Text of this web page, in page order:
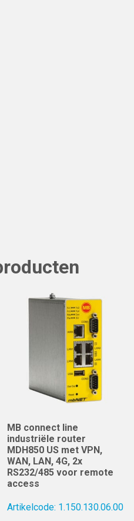
MB connect line
industriële router
MDH850 US met VPN,
WAN, LAN, 4G, 2x
RS232/485 voor remote
access
Artikelcode: 1.150.130.06.00